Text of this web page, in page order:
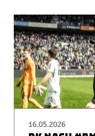
16.05.2026